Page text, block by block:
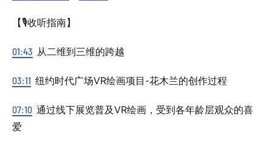
【🎙️收听指南】
01:43 从二维到三维的跨越
03:11 纽约时代广场VR绘画项目-花木兰的创作过程
07:10 通过线下展览普及VR绘画，受到各年龄层观众的喜
爱